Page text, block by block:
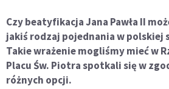
Czy beatyfikacja Jana Pawła II
jakiś rodzaj pojednania w polskiej
Takie wrażenie mogliśmy mieć w
Placu Św. Piotra spotkali się w
różnych opcji.